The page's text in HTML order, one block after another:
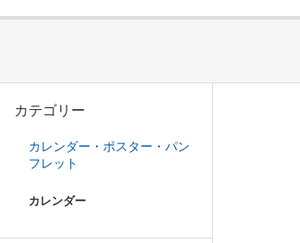
カテゴリー
カレンダー・ポスター・パン
フレット
カレンダー